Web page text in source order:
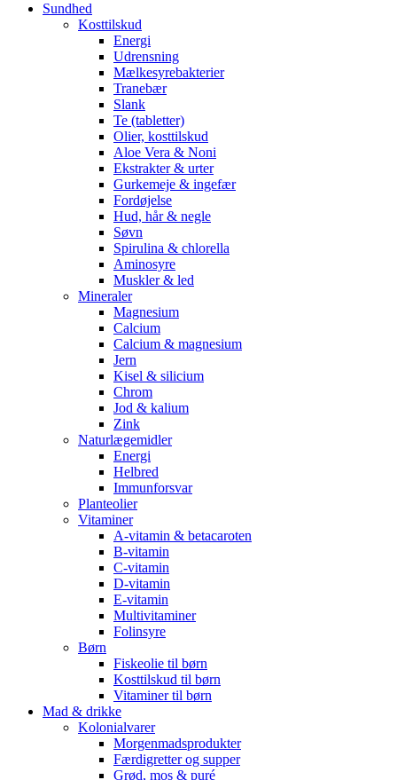
Sundhed
Kosttilskud
Energi
Udrensning
Mælkesyrebakterier
Tranebær
Slank
Te (tabletter)
Olier, kosttilskud
Aloe Vera & Noni
Ekstrakter & urter
Gurkemeje & ingefær
Fordøjelse
Hud, hår & negle
Søvn
Spirulina & chlorella
Aminosyre
Muskler & led
Mineraler
Magnesium
Calcium
Calcium & magnesium
Jern
Kisel & silicium
Chrom
Jod & kalium
Zink
Naturlægemidler
Energi
Helbred
Immunforsvar
Planteolier
Vitaminer
A-vitamin & betacaroten
B-vitamin
C-vitamin
D-vitamin
E-vitamin
Multivitaminer
Folinsyre
Børn
Fiskeolie til børn
Kosttilskud til børn
Vitaminer til børn
Mad & drikke
Kolonialvarer
Morgenmadsprodukter
Færdigretter og supper
Grød, mos & puré